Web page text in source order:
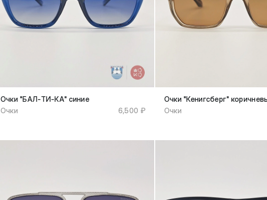
Очки "БАЛ-ТИ-КА" синие
Очки
6,500 ₽
Очки "Кенигсберг"
Очки